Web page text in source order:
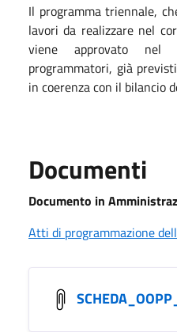
Il programma triennale,
lavori da realizzare nel
viene approvato nel
programmatori, già
in coerenza con il bilancio
Documenti
Documento in
Atti di programmazione